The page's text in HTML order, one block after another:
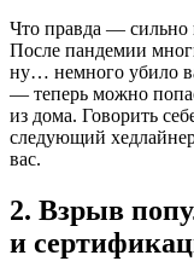
Что правда — сильно
После пандемии
ну… немного убило
— теперь можно
из дома. Говорить
следующий
вас.
2. Взрыв
и